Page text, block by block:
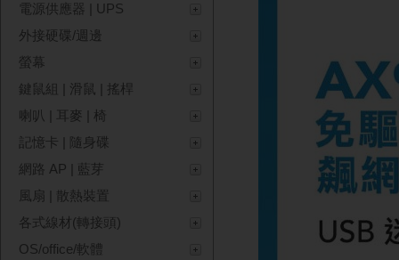
電源供應器 | UPS
外接硬碟/週邊
螢幕
鍵鼠組 | 滑鼠 | 搖桿
喇叭 | 耳麥 | 椅
記憶卡 | 隨身碟
網路 AP | 藍芽
風扇 | 散熱裝置
各式線材(轉接頭)
OS/office/軟體